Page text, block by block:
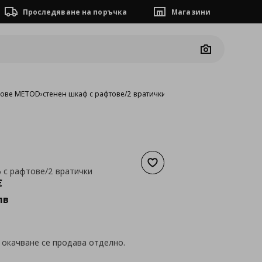
Проследяване на поръчка Магазини
Camera
METOD›стенен шкаф с рафтове/2 вратички
Добави към списъка с
рафтове/2 вратички
154,40 €
окачване се продава отделно.